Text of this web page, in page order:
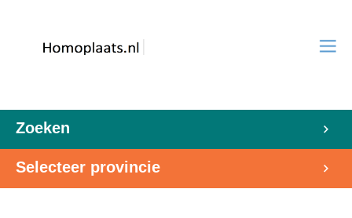
Zoeken
Selecteer provincie